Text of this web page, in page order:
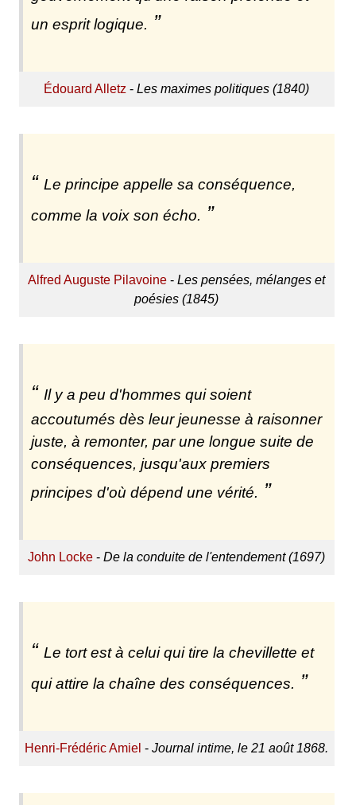
un esprit logique.
Édouard Alletz -Les maximes politiques (1840)
Le principe appelle sa conséquence,
comme la voix son écho.
Alfred Auguste Pilavoine -Les pensées, mélanges et
poésies (1845)
Il y a peu d'hommes qui soient
accoutumés dès leur jeunesse à raisonner
juste, à remonter, par une longue suite de
conséquences, jusqu'aux premiers
principes d'où dépend une vérité.
John Locke -De la conduite de l'entendement (1697)
Le tort est à celui qui tire la chevillette et
qui attire la chaîne des conséquences.
Henri-Frédéric Amiel -Journal intime, le 21 août 1868.